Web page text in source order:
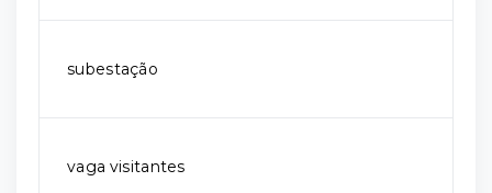
subestação
vaga visitantes